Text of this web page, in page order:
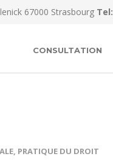
67000 Strasbourg Tel:
CONSULTATION
, PRATIQUE DU DROIT